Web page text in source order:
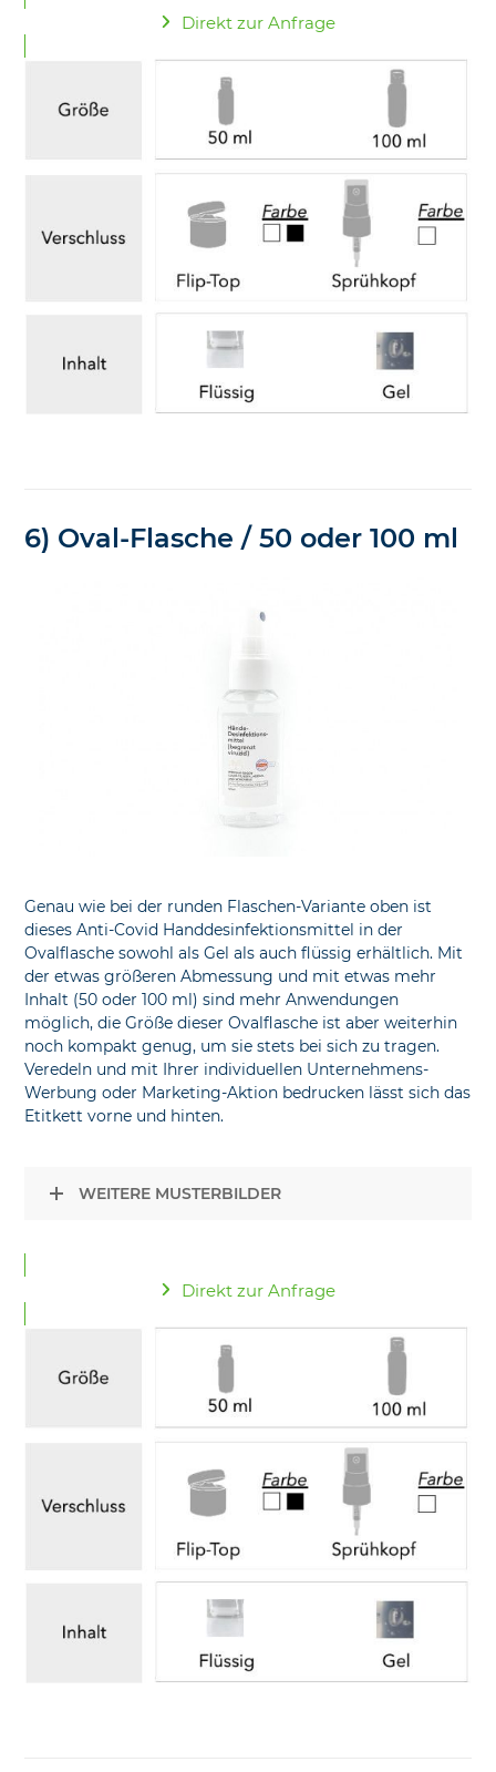
Direkt zur Anfrage
6) Oval-Flasche / 50 oder 100 ml
Genau wie bei der runden Flaschen-Variante oben ist
dieses Anti-Covid Handdesinfektionsmittel in der
Ovalflasche sowohl als Gel als auch flüssig erhältlich. Mit
der etwas größeren Abmessung und mit etwas mehr
Inhalt (50 oder 100 ml) sind mehr Anwendungen
möglich, die Größe dieser Ovalflasche ist aber weiterhin
noch kompakt genug, um sie stets bei sich zu tragen.
Veredeln und mit Ihrer individuellen Unternehmens-
Werbung oder Marketing-Aktion bedrucken lässt sich das
Etitkett vorne und hinten.
WEITERE MUSTERBILDER
Direkt zur Anfrage